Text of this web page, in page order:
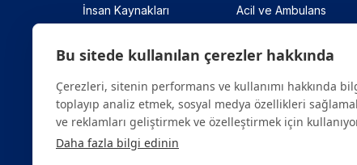
İnsan Kaynakları Acil ve Ambulans
Bu sitede kullanılan çerezler hakkında
Çerezleri, sitenin performans ve kullanımı hakkında
toplayıp analiz etmek, sosyal medya özellikleri
ve reklamları geliştirmek ve özelleştirmek için
Daha fazla bilgi edinin